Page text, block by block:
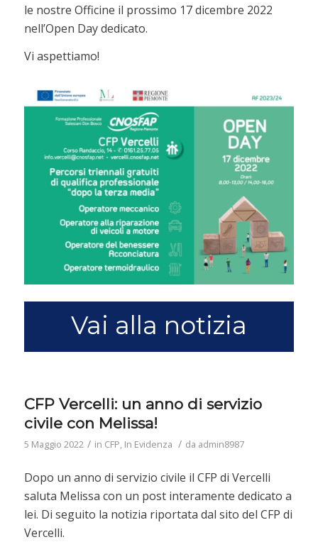
le nostre Officine il prossimo 17 dicembre 2022
nell’Open Day dedicato.
Vi aspettiamo!
Vai alla notizia
CFP Vercelli: un anno di servizio
civile con Melissa!
5 Maggio 2022 / in CFP In Evidenza / da admin8987
Dopo un anno di servizio civile il CFP di Vercelli
saluta Melissa con un post interamente dedicato a
lei. Di seguito la notizia riportata dal sito del CFP di
Vercelli.